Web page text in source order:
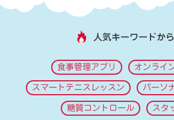
人気キーワードか
食事管理アプリ オンライ
スマートテニスレッスン パーソ
糖質コントロール スタ